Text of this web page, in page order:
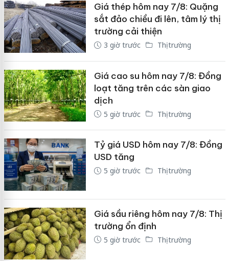
Giá thép hôm nay 7/8: Quặng
sắt đảo chiều đi lên, tâm lý thị
trường cải thiện
3 giờ trước Thị trường
Giá cao su hôm nay 7/8: Đồng
loạt tăng trên các sàn giao
dịch
5 giờ trước Thị trường
Tỷ giá USD hôm nay 7/8: Đồng
USD tăng
5 giờ trước Thị trường
Giá sầu riêng hôm nay 7/8: Thị
trường ổn định
5 giờ trước Thị trường